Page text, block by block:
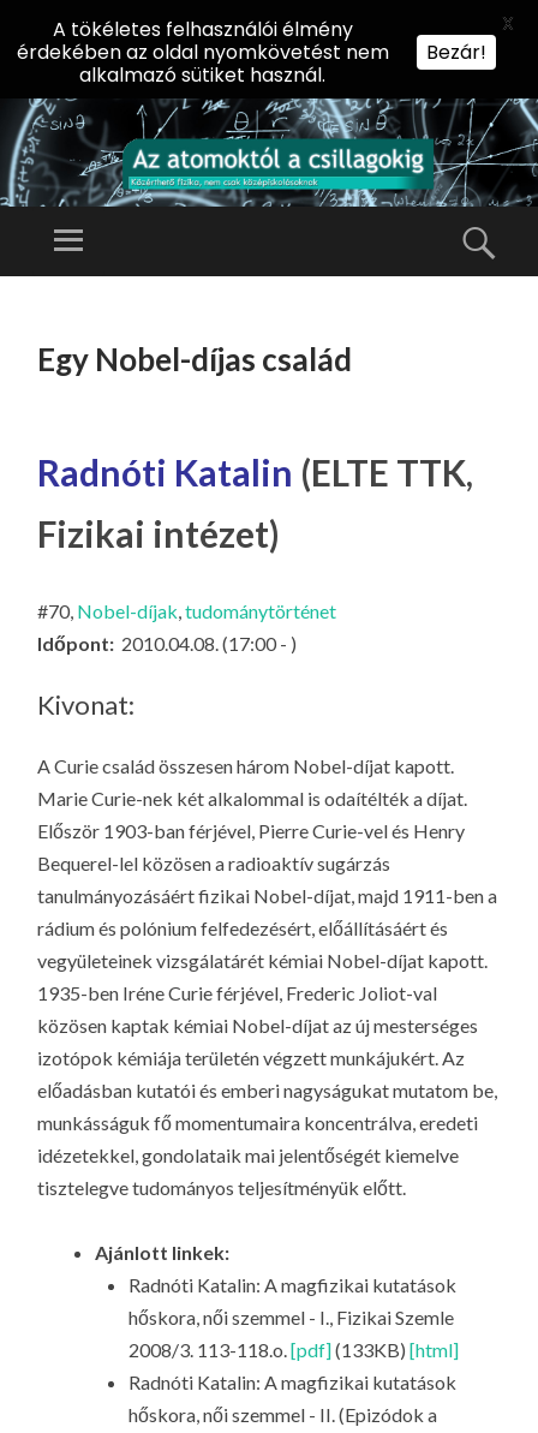
AZ
KT
A
CS
O
Előadássorozat
Természettudományi
Menü
TARTALOMHOZ
Egy Nobel-díjas család
Radnóti Katalin (ELTE TTK,
Fizikai intézet)
#70, Nobel-díjak,tudománytörténet
Időpont: 2010.04.08. (17:00 - )
Kivonat:
A Curie család összesen három Nobel-díjat kapott.
Marie Curie-nek két alkalommal is odaítélték a díjat.
Először 1903-ban férjével, Pierre Curie-vel és Henry
Bequerel-lel közösen a radioaktív sugárzás
tanulmányozásáért fizikai Nobel-díjat, majd 1911-ben a
rádium és polónium felfedezésért, előállításáért és
vegyületeinek vizsgálatárét kémiai Nobel-díjat kapott.
1935-ben Iréne Curie férjével, Frederic Joliot-val
közösen kaptak kémiai Nobel-díjat az új mesterséges
izotópok kémiája területén végzett munkájukért. Az
előadásban kutatói és emberi nagyságukat mutatom be,
munkásságuk fő momentumaira koncentrálva, eredeti
idézetekkel, gondolataik mai jelentőségét kiemelve
tisztelegve tudományos teljesítményük előtt.
Ajánlott linkek:
Radnóti Katalin: A magfizikai kutatások
hőskora, női szemmel - I., Fizikai Szemle
2008/3. 113-118.o. [pdf](133KB) [html]
Radnóti Katalin: A magfizikai kutatások
hőskora, női szemmel - II. (Epizódok a
A tökéletes felhasználói élmény
érdekében az oldal nyomkövetést nem
alkalmazó sütiket használ.
Bezár!
X